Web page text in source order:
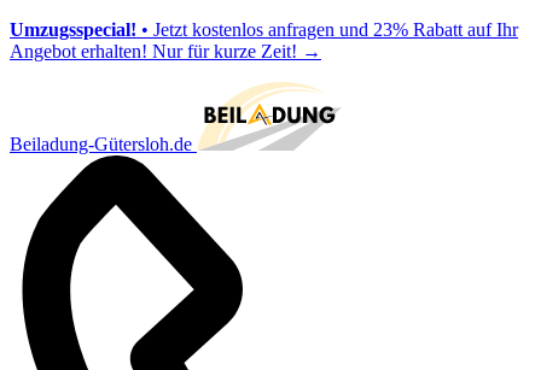
Umzugsspecial! • Jetzt kostenlos anfragen und 23% Rabatt auf Ihr
Angebot erhalten! Nur für kurze Zeit! →
Beiladung-Gütersloh.de